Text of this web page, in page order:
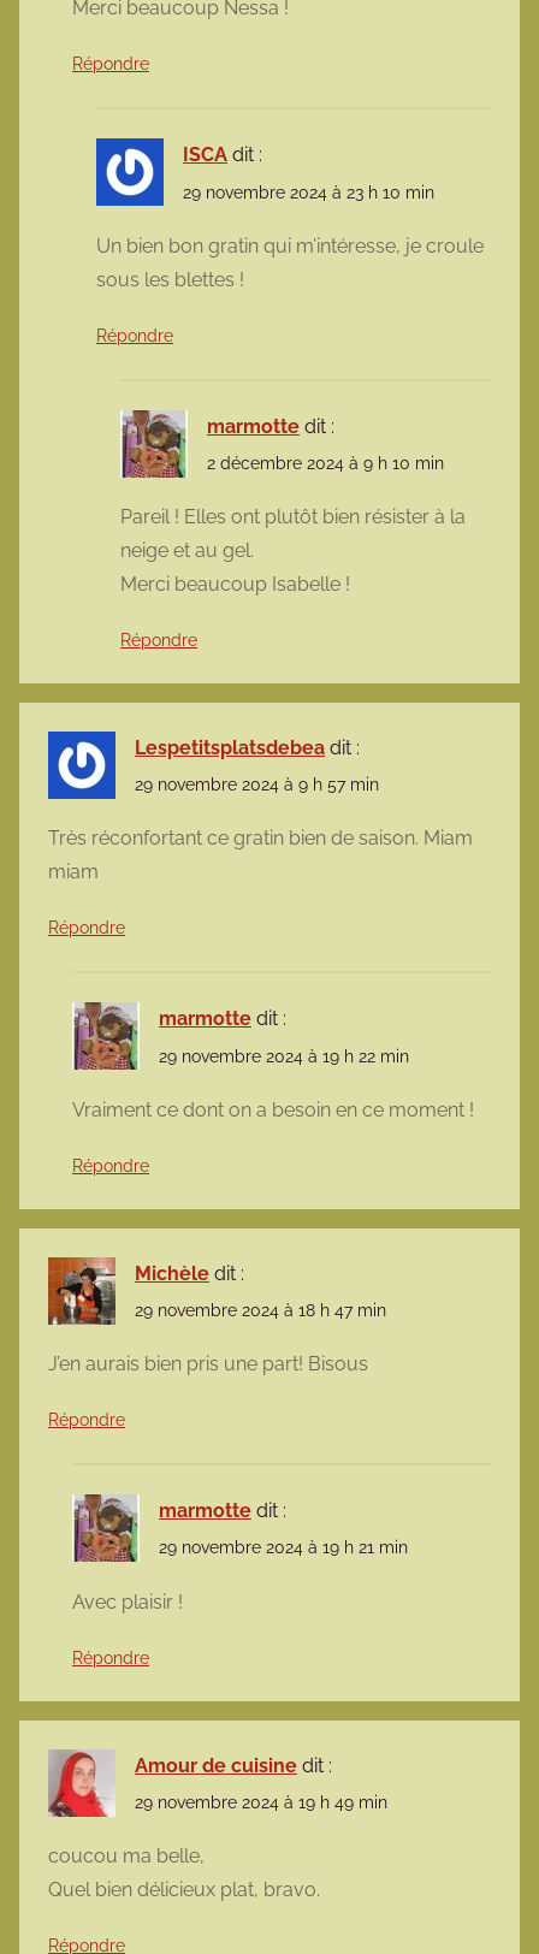
Merci beaucoup Nessa !
Répondre
ISCA dit :
29 novembre 2024 à 23 h 10 min
Un bien bon gratin qui m’intéresse, je croule
sous les blettes !
Répondre
marmotte dit :
2 décembre 2024 à 9 h 10 min
Pareil ! Elles ont plutôt bien résister à la
neige et au gel.
Merci beaucoup Isabelle !
Répondre
Lespetitsplatsdebea dit :
29 novembre 2024 à 9 h 57 min
Très réconfortant ce gratin bien de saison. Miam
miam
Répondre
marmotte dit :
29 novembre 2024 à 19 h 22 min
Vraiment ce dont on a besoin en ce moment !
Répondre
Michèle dit :
29 novembre 2024 à 18 h 47 min
J’en aurais bien pris une part! Bisous
Répondre
marmotte dit :
29 novembre 2024 à 19 h 21 min
Avec plaisir !
Répondre
Amour de cuisine dit :
29 novembre 2024 à 19 h 49 min
coucou ma belle,
Quel bien délicieux plat, bravo.
Répondre